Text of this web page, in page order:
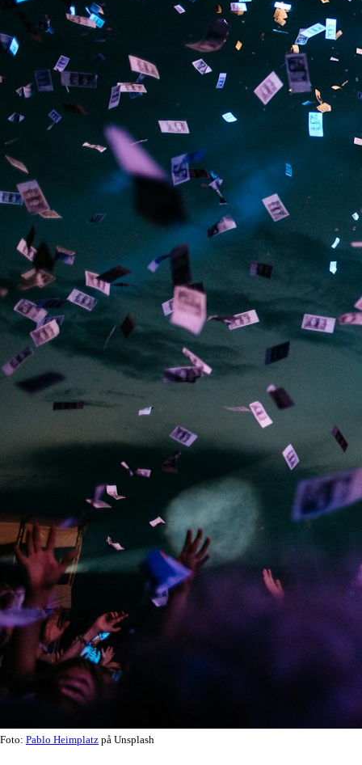
Foto: Pablo Heimplatz på Unsplash